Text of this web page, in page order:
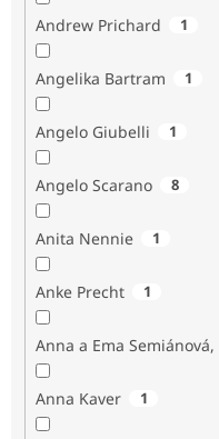
Andrew Prichard 1
Angelika Bartram 1
Angelo Giubelli 1
Angelo Scarano 8
Anita Nennie 1
Anke Precht 1
Anna a Ema Semiánová,
Anna Kaver 1